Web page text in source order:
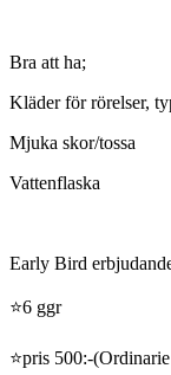
Bra att ha;
Kläder för rörelser,
Mjuka skor/tossa
Vattenflaska
Early Bird
⭐️6 ggr
⭐️pris 500:-